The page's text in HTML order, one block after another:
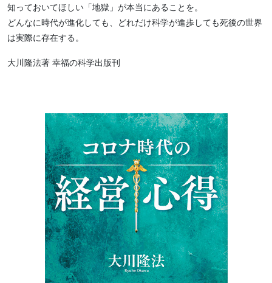
知っておいてほしい「地獄」が本当にあることを。
どんなに時代が進化しても、どれだけ科学が進歩しても死後の世界
は実際に存在する。
大川隆法著 幸福の科学出版刊